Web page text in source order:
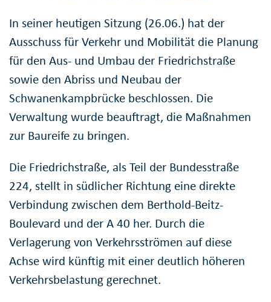
In seiner heutigen Sitzung (26.06.) hat der
Ausschuss für Verkehr und Mobilität die Planung
für den Aus- und Umbau der Friedrichstraße
sowie den Abriss und Neubau der
Schwanenkampbrücke beschlossen. Die
Verwaltung wurde beauftragt, die Maßnahmen
zur Baureife zu bringen.
Die Friedrichstraße, als Teil der Bundesstraße
224, stellt in südlicher Richtung eine direkte
Verbindung zwischen dem Berthold-Beitz-
Boulevard und der A 40 her. Durch die
Verlagerung von Verkehrsströmen auf diese
Achse wird künftig mit einer deutlich höheren
Verkehrsbelastung gerechnet.